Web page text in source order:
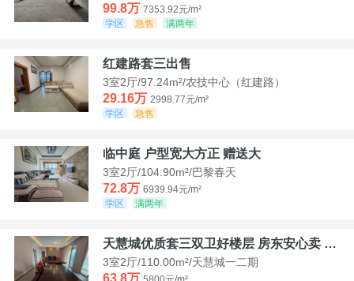
99.8万 7353.92元/m²
学区
急售 满两年
红建路套三出售
3室2厅/97.24m²/农技中心（红建路）
29.16万 2998.77元/m²
学区
急售
临中庭 户型宽大方正 赠送大
3室2厅/104.90m²/巴黎春天
72.8万 6939.94元/m²
学区
满两年
天慧城优质套三双卫好楼层 房东安心卖 价格好谈
3室2厅/110.00m²/天慧城一二期
63.8万